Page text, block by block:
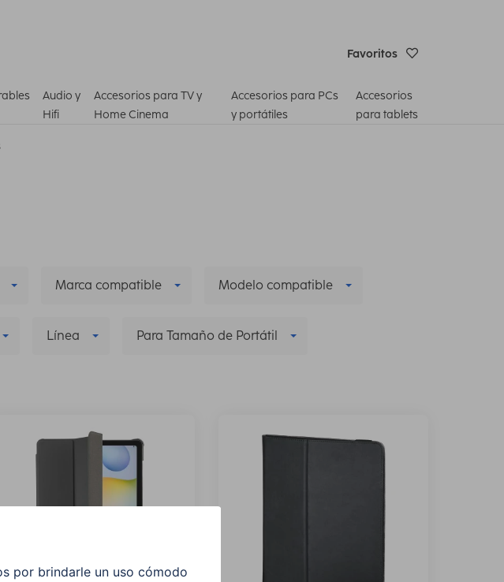
Favoritos
Audio y
Hifi
Accesorios para TV y
Home Cinema
Accesorios para PCs
y portátiles
Accesorios
para tablets
Marca compatible Modelo compatible
Línea Para Tamaño de Portátil